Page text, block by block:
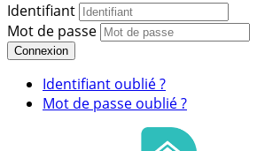
Identifiant
Mot de passe
Connexion
Identifiant oublié ?
Mot de passe oublié ?